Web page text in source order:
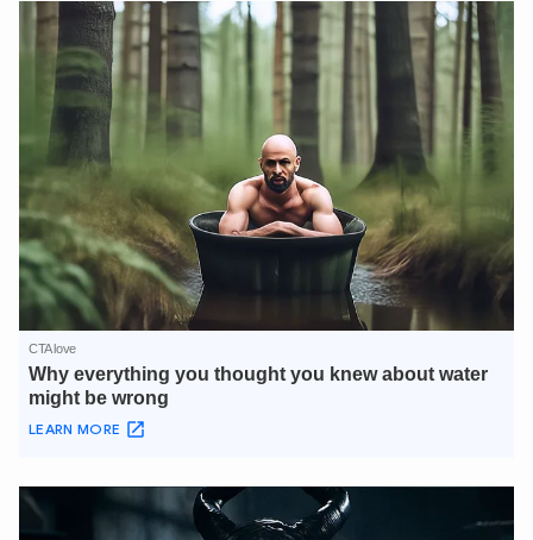
XIN CHÀO,
TÔI LÀ CHATBOT CỦA
Hãy hỏi tôi bất kỳ điều gì bạn cần biết về
An Ninh Thủ Đô nhé. Tôi sẵn sàng hỗ trợ!